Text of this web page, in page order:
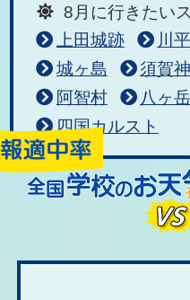
8月に行きたい
上田城跡
川
城ヶ島
須賀
阿智村
八ヶ岳
四国カルスト